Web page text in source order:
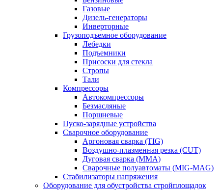
Газовые
Дизель-генераторы
Инверторные
Грузоподъемное оборудование
Лебедки
Подъемники
Присоски для стекла
Стропы
Тали
Компрессоры
Автокомпрессоры
Безмасляные
Поршневые
Пуско-зарядные устройства
Сварочное оборудование
Аргоновая сварка (TIG)
Воздушно-плазменная резка (CUT)
Дуговая сварка (ММА)
Сварочные полуавтоматы (MIG-MAG)
Стабилизаторы напряжения
Оборудование для обустройства стройплощадок